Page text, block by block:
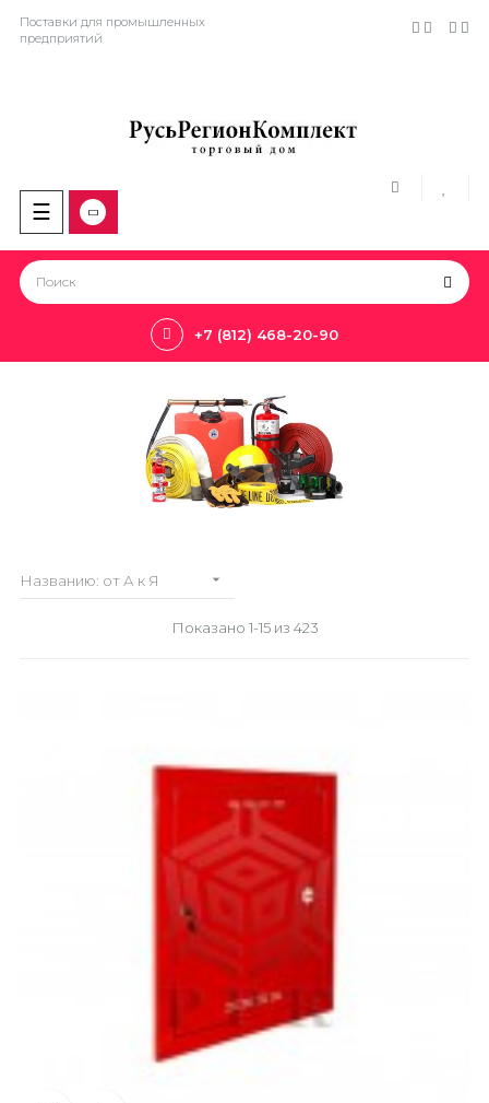
Поставки для промышленных
предприятий
Toggle
navigation
☰
+7 (812) 468-20-90
Названию: от А к Я 
Показано 1-15 из 423